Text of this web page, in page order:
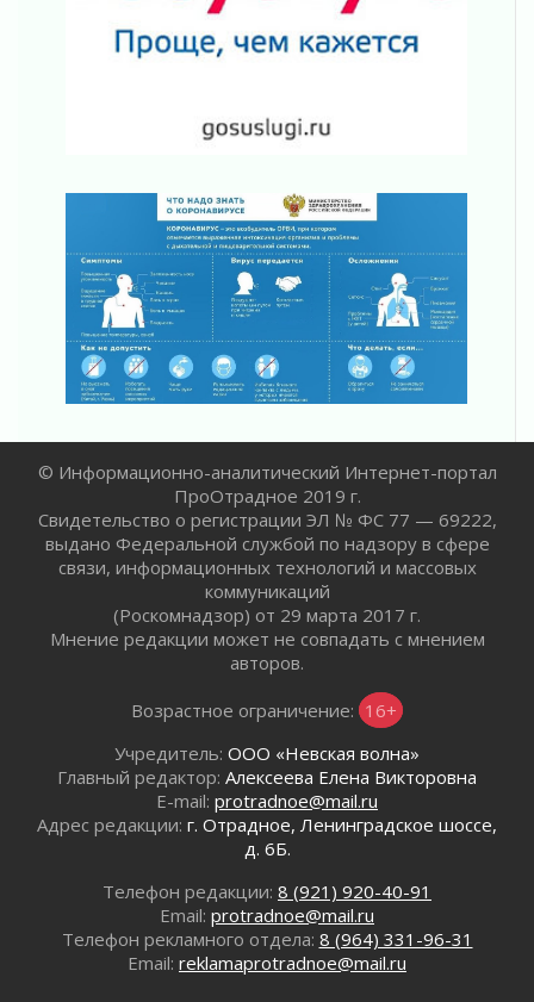
Ладога — не пруд
02 августа 2026
Ленинградской области о неоплаченных
Пропавшего подростка нашли в Кировском
районе Ленобласти
Жителям Ленобласти напомнили, как
действовать при укусе клеща
02 августа 2026
В Ивангороде назвали новых почетных
граждан Ленинградской области
02 августа 2026
Готовность №1
Километровые столбы «Дороги жизни»
отправили на реставрацию
02 августа 2026
Ленобласть внедрила передовую подготовку
операторов БПЛА
02 августа 2026
В Ивангороде появилась «Избушка-
02 августа 2026
01 августа 2026
Лето катится с горки
В Ленобласти открылась экспозиция к 150-
01 августа 2026
Лето без гаджетов
01 августа 2026
© Информационно-аналитический Интернет-портал
ПроОтрадное 2019 г.
Свидетельство о регистрации ЭЛ № ФС 77 — 69222,
выдано Федеральной службой по надзору в сфере
связи, информационных технологий и массовых
коммуникаций
(Роскомнадзор) от 29 марта 2017 г.
Мнение редакции может не совпадать с мнением
авторов.
Возрастное ограничение: 16+
Учредитель: ООО «Невская волна»
Главный редактор: Алексеева Елена Викторовна
E-mail: protradnoe@mail.ru
Адрес редакции: г. Отрадное, Ленинградское шоссе,
д. 6Б.
Телефон редакции: 8 (921) 920-40-91
Email: protradnoe@mail.ru
Телефон рекламного отдела: 8 (964) 331-96-31
Email: reklamaprotradnoe@mail.ru